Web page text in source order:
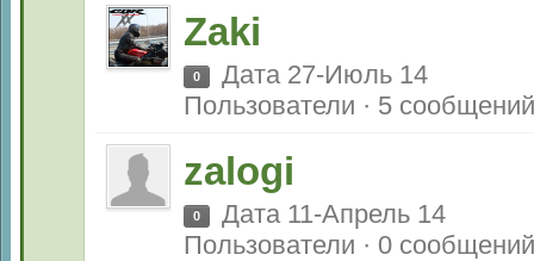
Zaki
0
Дата 27-Июль 14
Пользователи · 5 сообщений
zalogi
0
Дата 11-Апрель 14
Пользователи · 0 сообщений